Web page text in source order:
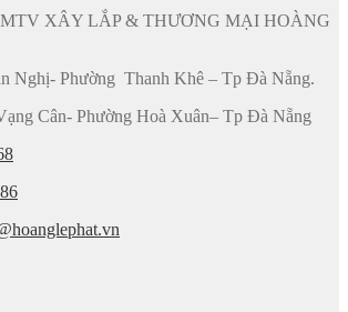
XÂY LẮP & THƯƠNG MẠI HOÀNG
Nghị- Phường Thanh Khê – Tp Đà Nẵng.
Cân- Phường Hoà Xuân– Tp Đà Nẵng